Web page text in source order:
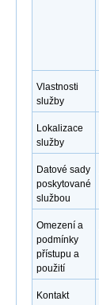
Vlastnosti
služby
Lokalizace
služby
Datové sady
poskytované
službou
Omezení a
podmínky
přístupu a
použití
Kontakt